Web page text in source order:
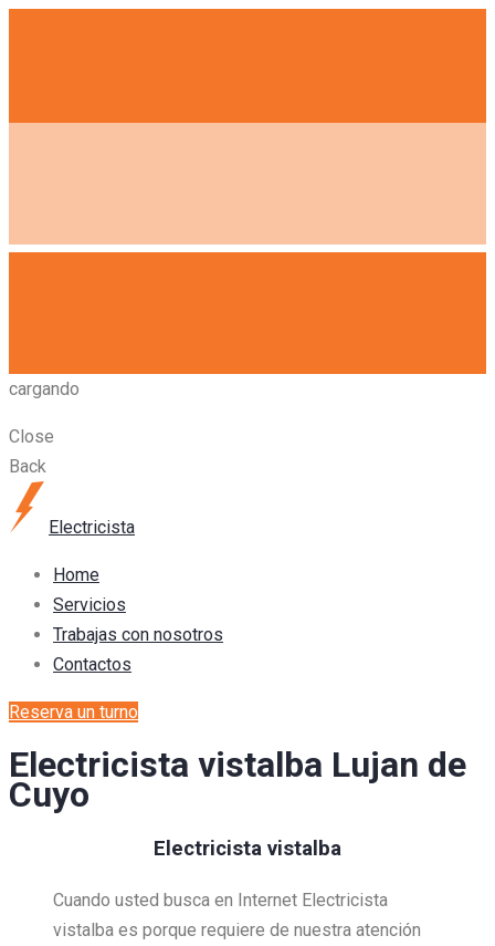
cargando
Close
Back
Electricista
Home
Servicios
Trabajas con nosotros
Contactos
Reserva un turno
Electricista vistalba Lujan de
Cuyo
Electricista vistalba
Cuando usted busca en Internet Electricista
vistalba es porque requiere de nuestra atención